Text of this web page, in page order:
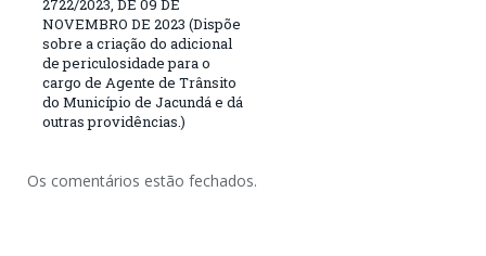
2722/2023, DE 09 DE
NOVEMBRO DE 2023 (Dispõe
sobre a criação do adicional
de periculosidade para o
cargo de Agente de Trânsito
do Município de Jacundá e dá
outras providências.)
Os comentários estão fechados.